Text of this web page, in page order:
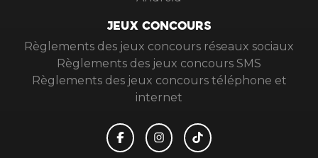
JEUX CONCOURS
Règlements des jeux concours réseaux sociaux
Règlements des jeux concours SMS
Règlements des jeux concours téléphone et
internet